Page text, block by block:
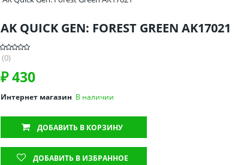
AK QUICK GEN: FOREST GREEN AK17021
(0)
₽430
Интернет магазин В наличии
ДОБАВИТЬ В КОРЗИНУ
ДОБАВИТЬ В ИЗБРАННОЕ